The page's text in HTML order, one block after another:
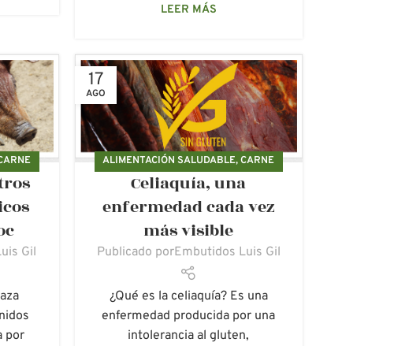
LEER MÁS
Gil
por
17
AGO
ALIMENTACIÓN SALUDABLE,CARNE
ECOLÓGICA,EMBUTIDOS ECOLÓGICOS
PRODUCTOS ECOLÓGICOS
Celiaquía, una
enfermedad cada vez
más visible
Publicado porEmbutidos Luis Gil
¿Qué es la celiaquía? Es una
enfermedad producida por una
intolerancia al gluten,